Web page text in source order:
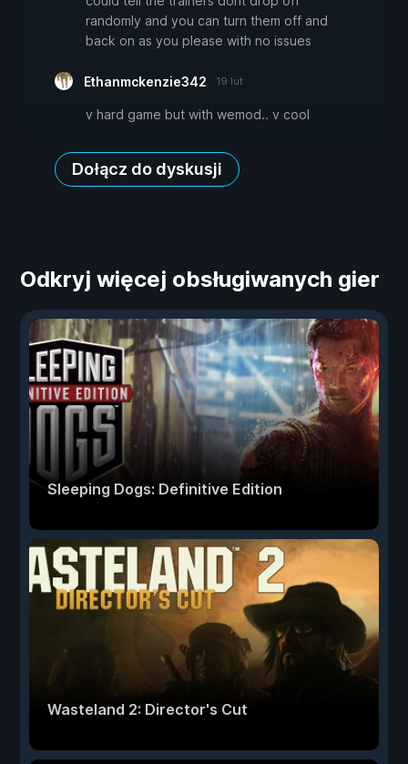
randomly and you can turn them off and
back on as you please with no issues
Ethanmckenzie342 19 lut
v hard game but with wemod.. v cool
Dołącz do dyskusji
Odkryj więcej obsługiwanych gier
Sleeping Dogs: Definitive Edition
Wasteland 2: Director's Cut